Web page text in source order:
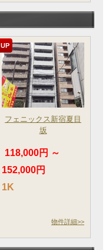
UP
フェニックス新宿夏目
坂
118,000円 ～
152,000円
1K
物件詳細>>